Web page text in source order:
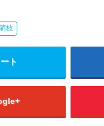
枝
ト